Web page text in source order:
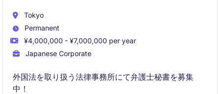
Tokyo
Permanent
¥4,000,000 - ¥7,000,000 per year
Japanese Corporate
外国法を取り扱う法律事務所にて弁護士秘書を募集
中！